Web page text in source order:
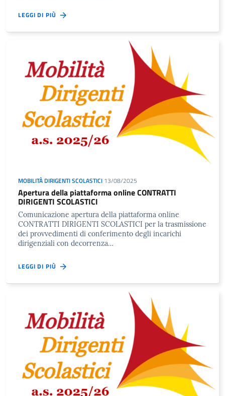
LEGGI DI PIÙ
MOBILITÀ DIRIGENTI SCOLASTICI 13/08/2025
Apertura della piattaforma online CONTRATTI
DIRIGENTI SCOLASTICI
Comunicazione apertura della piattaforma online
CONTRATTI DIRIGENTI SCOLASTICI per la trasmissione
dei provvedimenti di conferimento degli incarichi
dirigenziali con decorrenza…
LEGGI DI PIÙ